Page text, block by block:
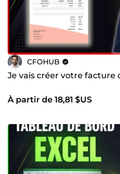
CFOHUB
Je vais créer votre facture
À partir de 18,81 $US